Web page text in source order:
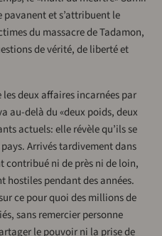
pavanent et s’attribuent le
du massacre de Tadamon,
de vérité, de liberté et
deux affaires incarnées par
au-delà du «deux poids, deux
actuels: elle révèle qu’ils se
Arrivés tardivement dans
contribué ni de près ni de loin,
hostiles pendant des années.
ce pour quoi des millions de
sans remercier personne
le pouvoir ni la prise de